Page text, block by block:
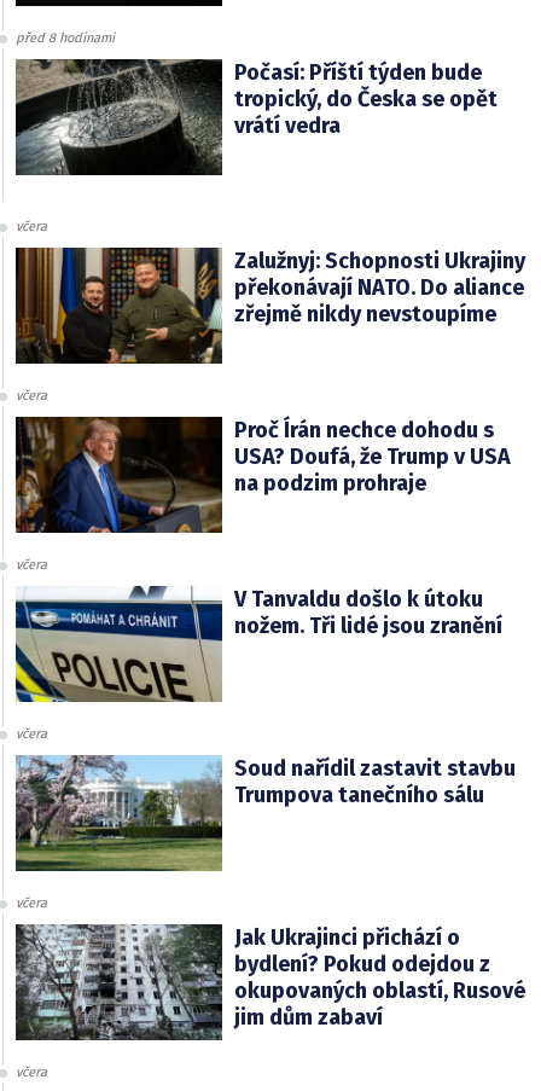
před 8 hodinami
Počasí: Příští týden bude
tropický, do Česka se opět
vrátí vedra
včera
Zalužnyj: Schopnosti Ukrajiny
překonávají NATO. Do aliance
zřejmě nikdy nevstoupíme
včera
Proč Írán nechce dohodu s
USA? Doufá, že Trump v USA
na podzim prohraje
včera
V Tanvaldu došlo k útoku
nožem. Tři lidé jsou zranění
včera
Soud nařídil zastavit stavbu
Trumpova tanečního sálu
včera
Jak Ukrajinci přichází o
bydlení? Pokud odejdou z
okupovaných oblastí, Rusové
jim dům zabaví
včera